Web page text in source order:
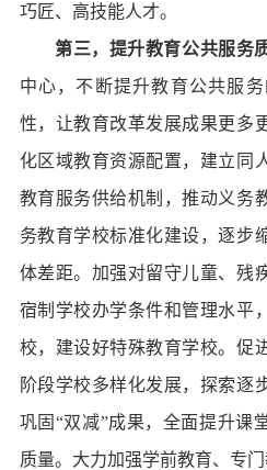
巧匠、高技能人才。
第三，提升教育公共服务
中心，不断提升教育公共服
性，让教育改革发展成果更多
化区域教育资源配置，建立同
教育服务供给机制，推动义务
务教育学校标准化建设，逐步
体差距。加强对留守儿童、残
宿制学校办学条件和管理水平
校，建设好特殊教育学校。促
阶段学校多样化发展，探索逐
巩固“双减”成果，全面提升课
质量。大力加强学前教育、专门